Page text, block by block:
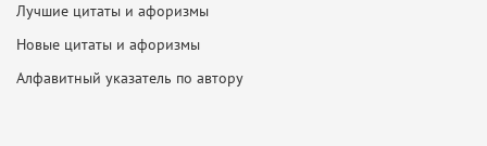
Лучшие цитаты и афоризмы
Новые цитаты и афоризмы
Алфавитный указатель по автору